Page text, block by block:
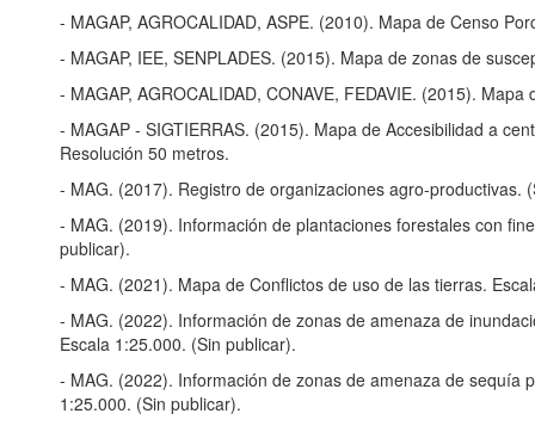
- MAGAP, AGROCALIDAD, ASPE. (2010). Mapa de Censo
- MAGAP, IEE, SENPLADES. (2015). Mapa de zonas de
- MAGAP, AGROCALIDAD, CONAVE, FEDAVIE. (2015).
- MAGAP - SIGTIERRAS. (2015). Mapa de Accesibilidad a
Resolución 50 metros.
- MAG. (2017). Registro de organizaciones agro-productivas.
- MAG. (2019). Información de plantaciones forestales con
publicar).
- MAG. (2021). Mapa de Conflictos de uso de las tierras.
- MAG. (2022). Información de zonas de amenaza de
Escala 1:25.000. (Sin publicar).
- MAG. (2022). Información de zonas de amenaza de sequía
1:25.000. (Sin publicar).